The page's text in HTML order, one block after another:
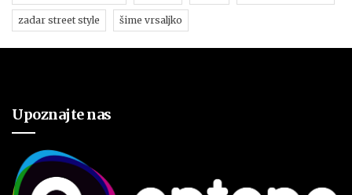
zadar street style šime vrsaljko
Upoznajte nas